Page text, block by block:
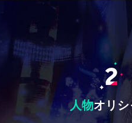
人物オリ